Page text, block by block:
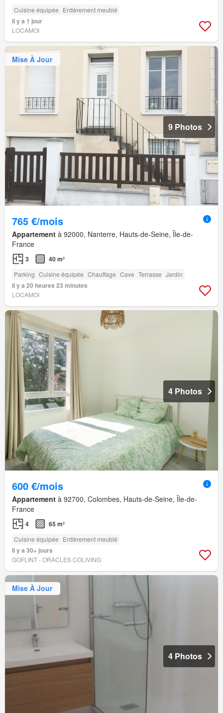
Cuisine équipée Entièrement meublé
Il y a 1 jour
LOCAMOI
Mise À Jour
9 Photos
765 €/mois
Appartement à 92000, Nanterre, Hauts-de-Seine, Île-de-
France
3 40 m²
Parking Cuisine équipée Chauffage Cave Terrasse Jardin
Il y a 20 heures 23 minutes
LOCAMOI
4 Photos
600 €/mois
Appartement à 92700, Colombes, Hauts-de-Seine, Île-de-
France
4 65 m²
Cuisine équipée Entièrement meublé
Il y a 30+ jours
GOFLINT - ORACLES COLIVING
Mise À Jour
4 Photos